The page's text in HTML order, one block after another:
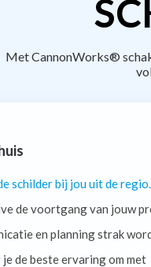
Met CannonWorks®
schilder bij jou uit de regio.
de voortgang van jouw
en planning strak
de beste ervaring om met